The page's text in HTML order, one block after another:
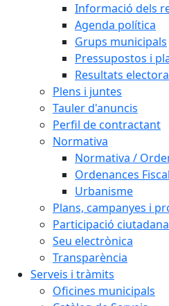
Informació dels
Agenda política
Grups municipals
Pressupostos i
Resultats
Plens i juntes
Tauler d'anuncis
Perfil de contractant
Normativa
Normativa /
Ordenances
Urbanisme
Plans, campanyes i
Participació ciutadana
Seu electrònica
Transparència
Serveis i tràmits
Oficines municipals